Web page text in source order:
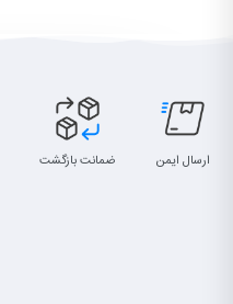
ارسال ایمن ضمانت بازگشت